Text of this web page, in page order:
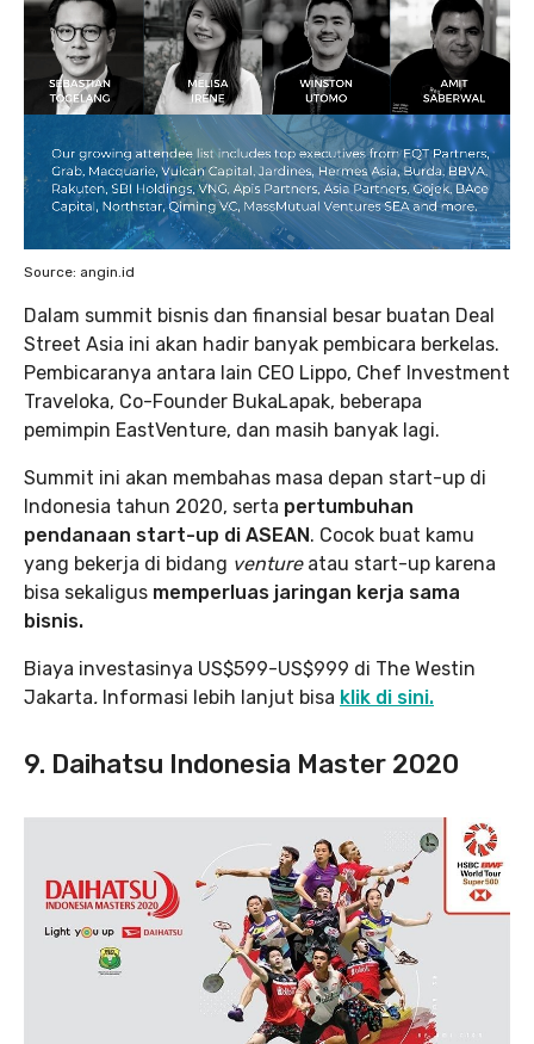
Source: angin.id
Dalam summit bisnis dan finansial besar buatan Deal
Street Asia ini akan hadir banyak pembicara berkelas.
Pembicaranya antara lain CEO Lippo, Chef Investment
Traveloka, Co-Founder BukaLapak, beberapa
pemimpin EastVenture, dan masih banyak lagi.
Summit ini akan membahas masa depan start-up di
Indonesia tahun 2020, serta pertumbuhan
pendanaan start-up di ASEAN. Cocok buat kamu
yang bekerja di bidang venture atau start-up karena
bisa sekaligus memperluas jaringan kerja sama
bisnis.
Biaya investasinya US$599-US$999 di The Westin
Jakarta. Informasi lebih lanjut bisa klik di sini.
9. Daihatsu Indonesia Master 2020